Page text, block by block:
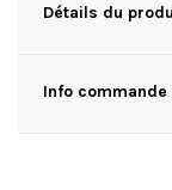
Détails du
Info commande